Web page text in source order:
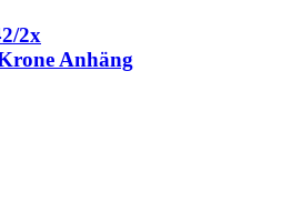
2x
Anhäng